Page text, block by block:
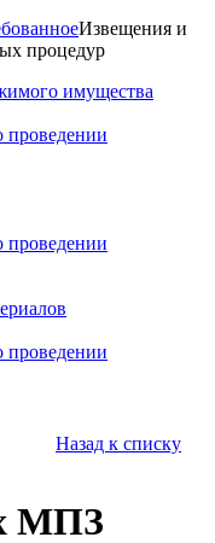
Извещения и
процедур
имущества
проведении
проведении
проведении
Назад к списку
МПЗ